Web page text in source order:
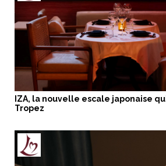
IZA, la nouvelle escale japonaise
Tropez